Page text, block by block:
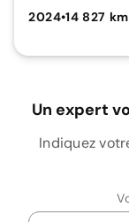
2024•14 827 km
Un expert
Indiquez